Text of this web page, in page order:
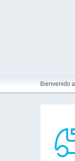
Bienvenido a